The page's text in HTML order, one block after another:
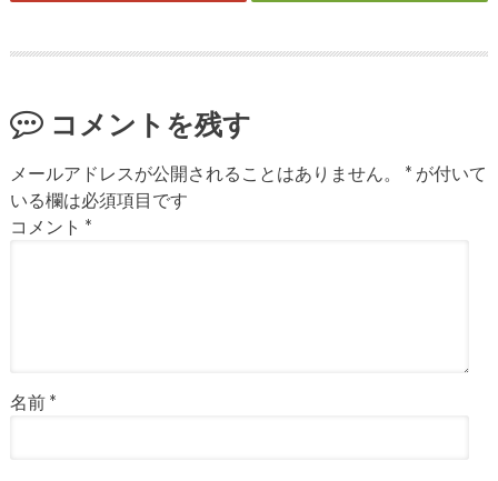
コメントを残す
メールアドレスが公開されることはありません。 * が付いて
いる欄は必須項目です
コメント *
名前 *